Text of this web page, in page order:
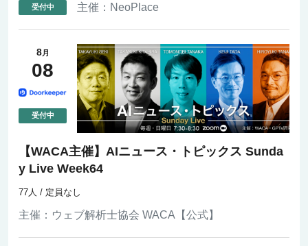
主催： NeoPlace
8月
08
【WACA主催】AIニュース・トピックス Sunda
y Live Week64
主催： ウェブ解析士協会 WACA【公式】
77人 / 定員なし